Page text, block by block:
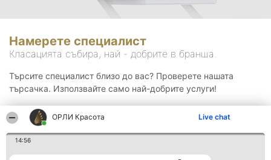
ОРЛИ Красота Live chat
14:56
Намерете специалист
Класацията събира, най - добрите в бранша.
Търсите специалист близо до вас? Проверете нашата
търсачка. Използвайте само най-добрите услуги!